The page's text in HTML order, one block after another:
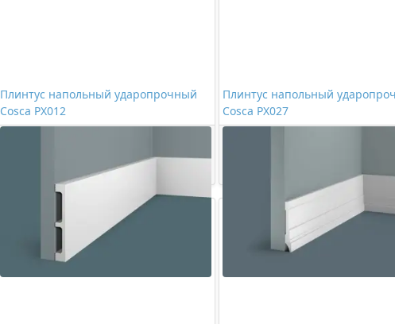
Плинтус напольный ударопрочный
Cosca PX012
Купить
Плинтус напольный
Cosca PX027